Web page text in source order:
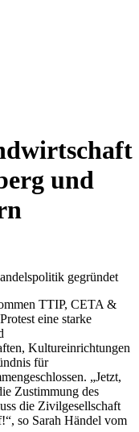
und
gegründet
TTIP, CETA &
eine starke
Kultureinrichtungen
für
„Jetzt,
Zustimmung des
die Zivilgesellschaft
so Sarah Händel vom